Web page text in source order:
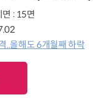
면 : 15면
..올해도 6개월째 하락